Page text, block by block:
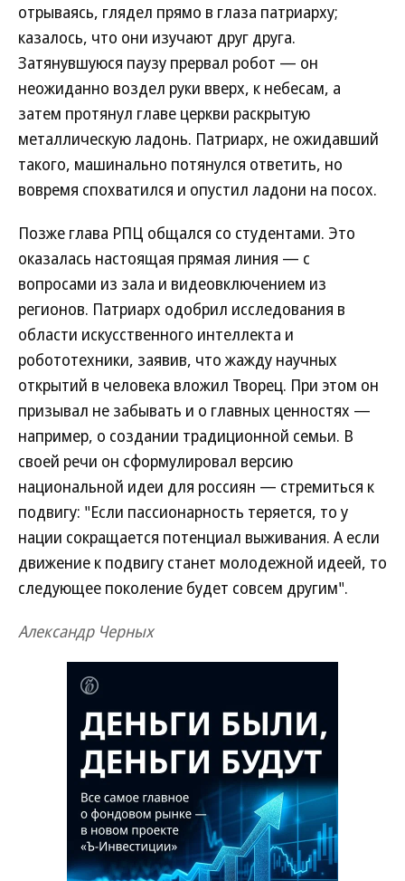
отрываясь, глядел прямо в глаза патриарху;
казалось, что они изучают друг друга.
Затянувшуюся паузу прервал робот — он
неожиданно воздел руки вверх, к небесам, а
затем протянул главе церкви раскрытую
металлическую ладонь. Патриарх, не ожидавший
такого, машинально потянулся ответить, но
вовремя спохватился и опустил ладони на посох.
Позже глава РПЦ общался со студентами. Это
оказалась настоящая прямая линия — с
вопросами из зала и видеовключением из
регионов. Патриарх одобрил исследования в
области искусственного интеллекта и
робототехники, заявив, что жажду научных
открытий в человека вложил Творец. При этом он
призывал не забывать и о главных ценностях —
например, о создании традиционной семьи. В
своей речи он сформулировал версию
национальной идеи для россиян — стремиться к
подвигу: "Если пассионарность теряется, то у
нации сокращается потенциал выживания. А если
движение к подвигу станет молодежной идеей, то
следующее поколение будет совсем другим".
Александр Черных